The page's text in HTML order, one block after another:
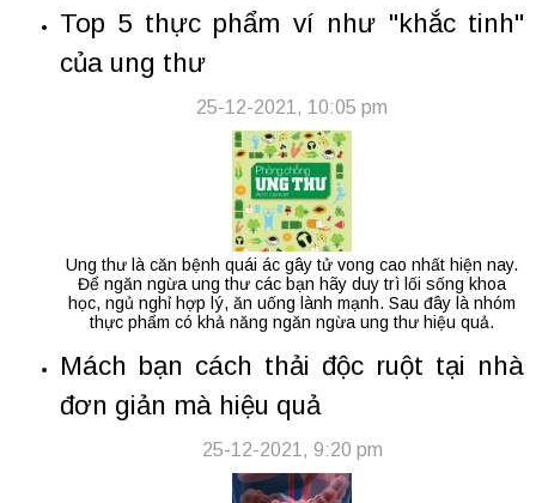
Top 5 thực phẩm ví như "khắc tinh"
của ung thư
25-12-2021, 10:05 pm
Ung thư là căn bệnh quái ác gây tử vong cao nhất hiện nay.
Để ngăn ngừa ung thư các bạn hãy duy trì lối sống khoa
học, ngủ nghỉ hợp lý, ăn uống lành mạnh. Sau đây là nhóm
thực phẩm có khả năng ngăn ngừa ung thư hiệu quả.
Mách bạn cách thải độc ruột tại nhà
đơn giản mà hiệu quả
25-12-2021, 9:20 pm